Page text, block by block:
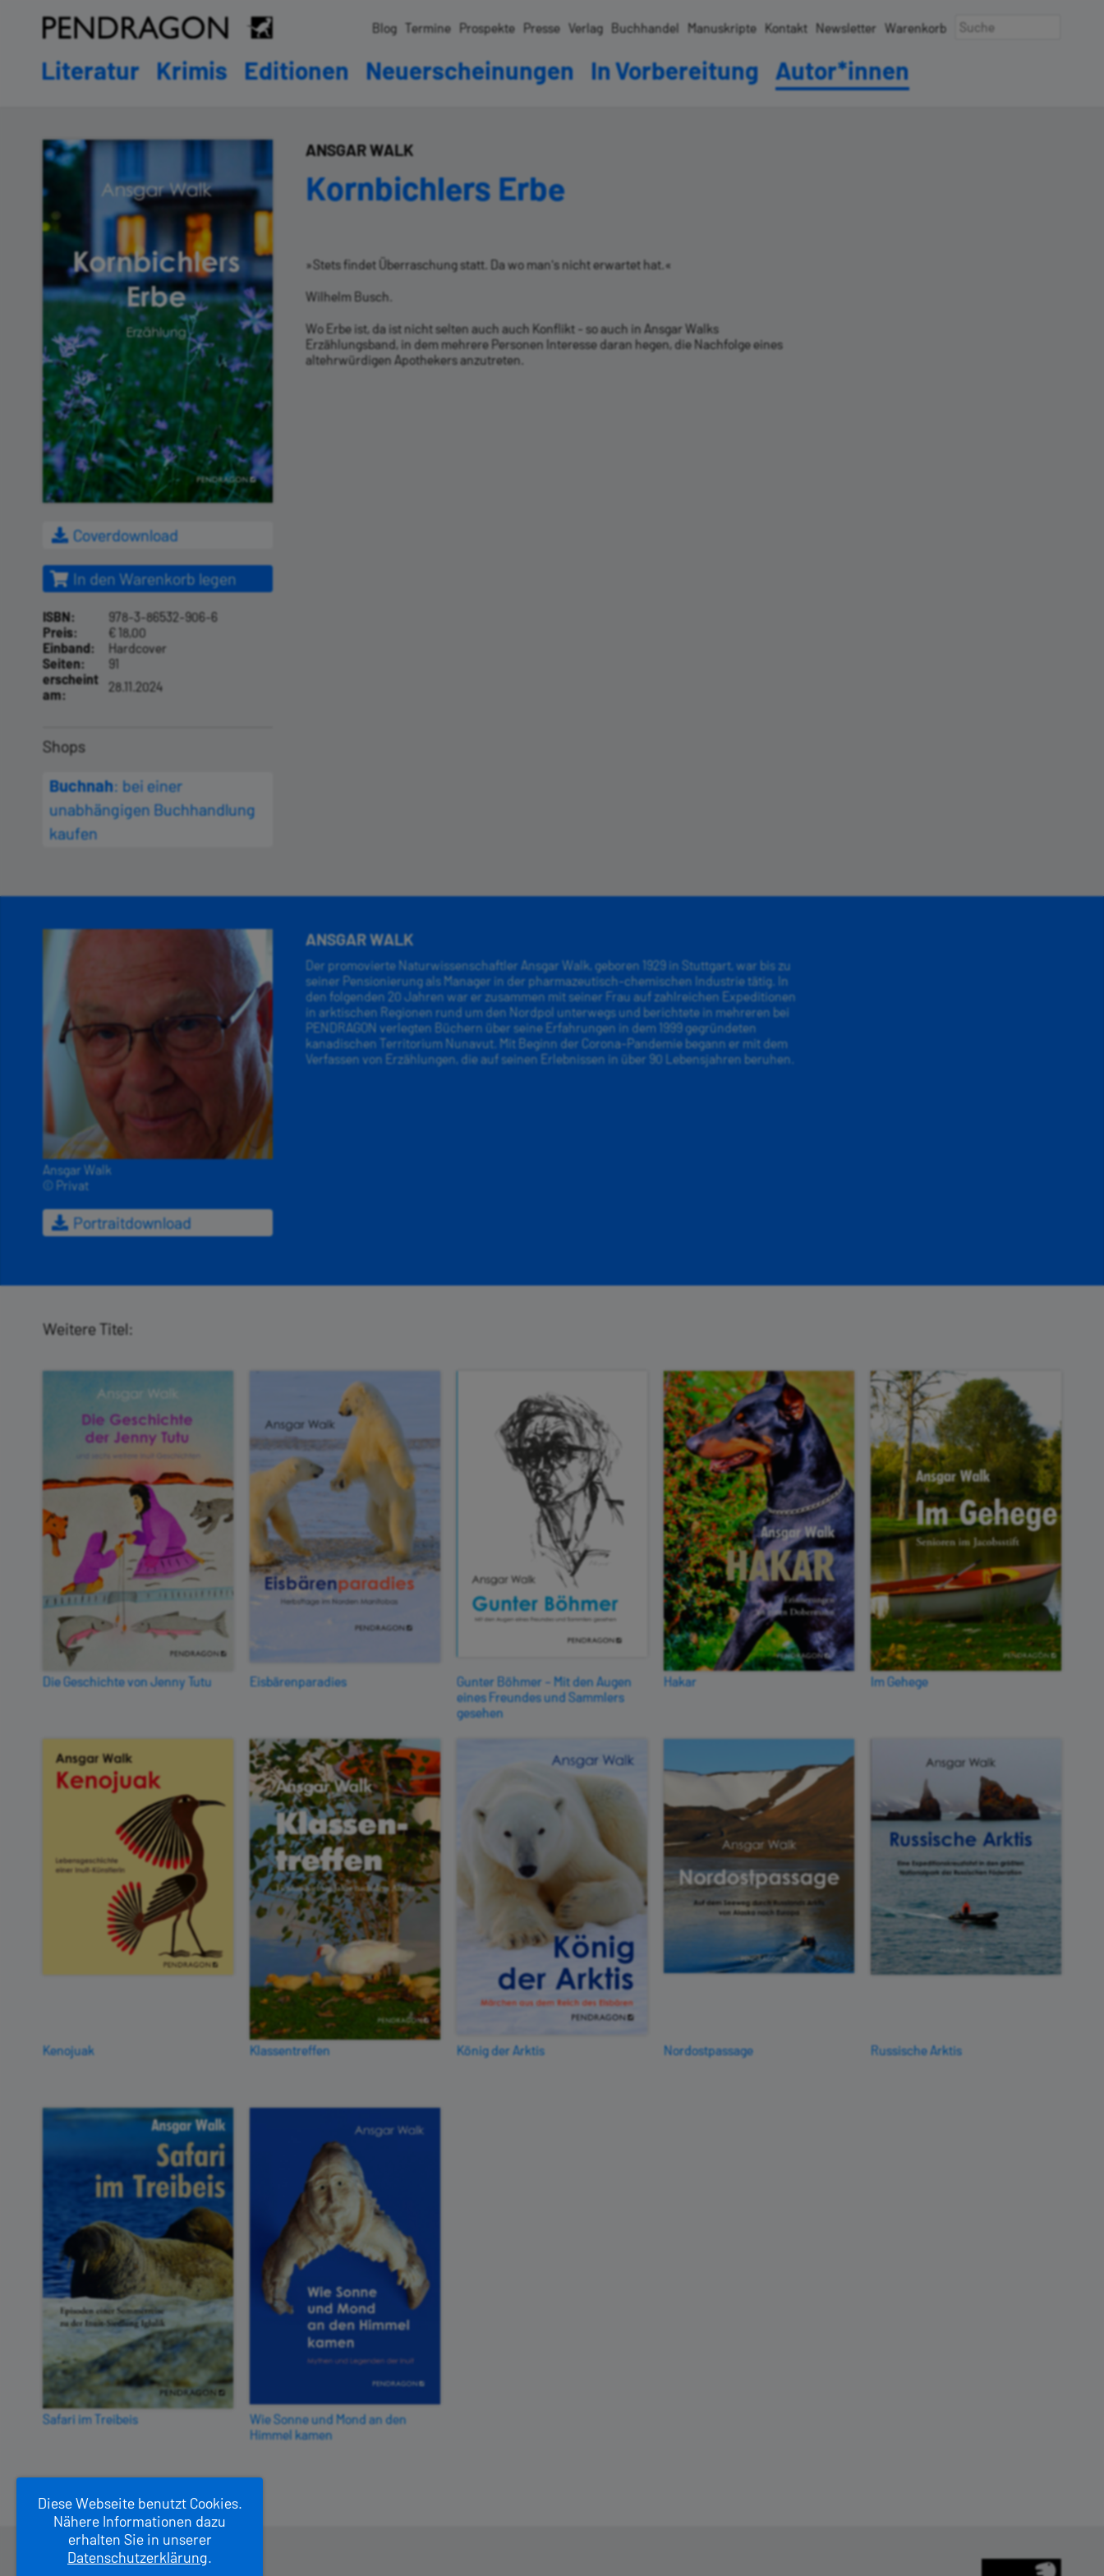
Diese Webseite benutzt Cookies.
Nähere Informationen dazu
erhalten Sie in unserer
Datenschutzerklärung.
Blog Termine Prospekte Presse Verlag Buchhandel Manuskripte Kontakt Newsletter Warenkorb
Literatur Krimis Editionen Neuerscheinungen In Vorbereitung Autor*innen
Coverdownload
In den Warenkorb legen
ISBN:
978-3-86532-906-6
Preis:
€ 18,00
Einband:
Hardcover
Seiten:
91
erscheint
am:
28.11.2024
Shops
Buchnah: bei einer
unabhängigen Buchhandlung
kaufen
Kornbichlers Erbe
ANSGAR WALK
»Stets findet Überraschung statt. Da wo man's nicht erwartet hat.«
Wilhelm Busch.
Wo Erbe ist, da ist nicht selten auch auch Konflikt - so auch in Ansgar Walks
Erzählungsband, in dem mehrere Personen Interesse daran hegen, die Nachfolge eines
altehrwürdigen Apothekers anzutreten.
Ansgar Walk
© Privat
Portraitdownload
ANSGAR WALK
Der promovierte Naturwissenschaftler Ansgar Walk, geboren 1929 in Stuttgart, war bis zu
seiner Pensionierung als Manager in der pharmazeutisch-chemischen Industrie tätig. In
den folgenden 20 Jahren war er zusammen mit seiner Frau auf zahlreichen Expeditionen
in arktischen Regionen rund um den Nordpol unterwegs und berichtete in mehreren bei
PENDRAGON verlegten Büchern über seine Erfahrungen in dem 1999 gegründeten
kanadischen Territorium Nunavut. Mit Beginn der Corona-Pandemie begann er mit dem
Verfassen von Erzählungen, die auf seinen Erlebnissen in über 90 Lebensjahren beruhen.
Weitere Titel:
Die Geschichte von Jenny Tutu Eisbärenparadies
Gunter Böhmer – Mit den Augen
eines Freundes und Sammlers
gesehen
Hakar Im Gehege
Kenojuak Klassentreffen König der Arktis Nordostpassage Russische Arktis
Safari im Treibeis
Wie Sonne und Mond an den
Himmel kamen
Pendragon Verlag